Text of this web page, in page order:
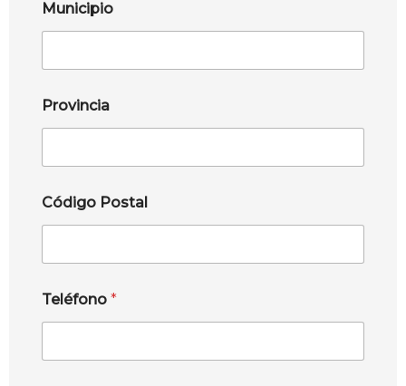
Municipio
Provincia
Código Postal
Teléfono *